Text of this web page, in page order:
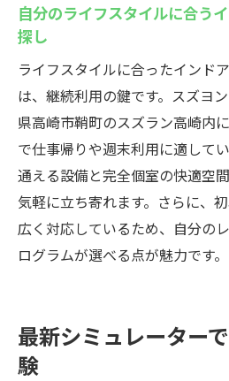
自分のライフスタイルに合う
探し
ライフスタイルに合ったインド
は、継続利用の鍵です。スズヨ
県高崎市鞘町のスズラン高崎内
で仕事帰りや週末利用に適して
通える設備と完全個室の快適空
気軽に立ち寄れます。さらに、
広く対応しているため、自分の
ログラムが選べる点が魅力です。
最新シミュレーター
験